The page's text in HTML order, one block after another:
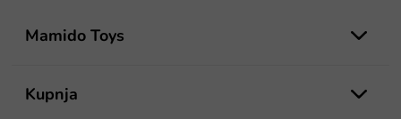
Mamido Toys
Kupnja